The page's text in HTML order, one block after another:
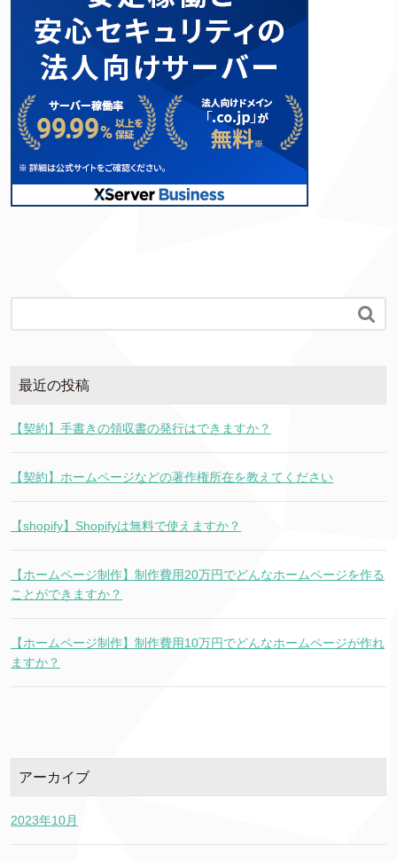

最近の投稿
【契約】手書きの領収書の発行はできますか？
【契約】ホームページなどの著作権所在を教えてください
【shopify】Shopifyは無料で使えますか？
【ホームページ制作】制作費用20万円でどんなホームページを作る
ことができますか？
【ホームページ制作】制作費用10万円でどんなホームページが作れ
ますか？
アーカイブ
2023年10月